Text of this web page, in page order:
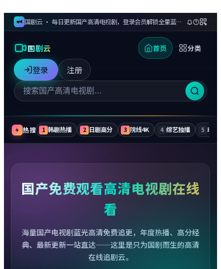
国剧云 · 每日更新国产高清电视剧，登录会员解锁全量蓝光剧集与无广告追更
国剧云 首页 分类
登录 注册
热搜 1 韩剧热播 2 日剧高分 3 院线4K 4 综艺独播 5 动漫
国产免费观看高清电视剧在线
看
海量国产电视剧蓝光高清免费追更，年度热播、高分经
典、最新更新一站直达——这里是只为国剧而生的高清
在线追剧云。